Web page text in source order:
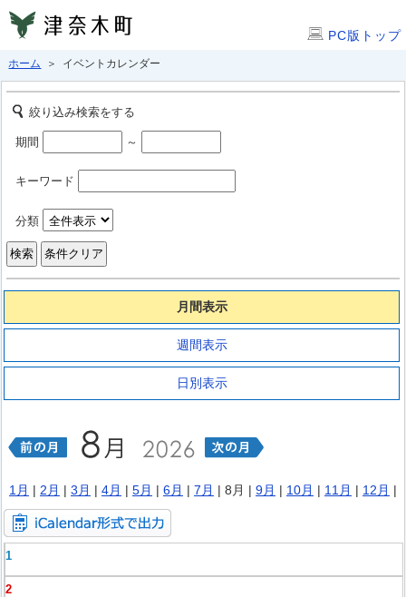
PC版トップ
ホーム ＞ イベントカレンダー
絞り込み検索をする
期間 ～
キーワード
分類
月間表示
週間表示
日別表示
1月 | 2月 | 3月 | 4月 | 5月 | 6月 | 7月 | 8月 | 9月 | 10月 | 11月 | 12月 |
1
2